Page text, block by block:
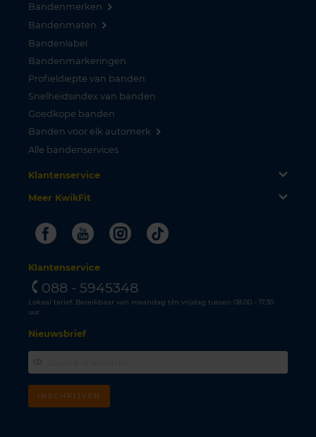
Bandenmerken
Bandenmaten
Bandenlabel
Bandenmarkeringen
Profieldiepte van banden
Snelheidsindex van banden
Goedkope banden
Banden voor elk automerk
Alle bandenservices
Klantenservice
Meer KwikFit
FacebookYoutubeInstagram
Tiktok
Klantenservice
088 - 5945348
Lokaal tarief. Bereikbaar van maandag t/m vrijdag tussen 08.00 - 17.30
uur.
Nieuwsbrief
INSCHRIJVEN